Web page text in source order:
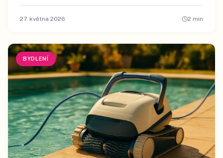
27. května 2026 2 min
BYDLENÍ